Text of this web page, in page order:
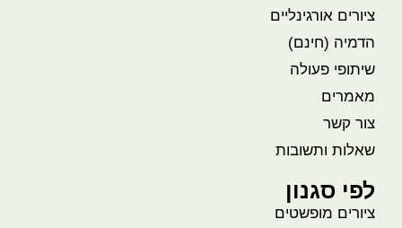
ציורים אורגינליים
הדמיה (חינם)
שיתופי פעולה
מאמרים
צור קשר
שאלות ותשובות
לפי סגנון
ציורים מופשטים